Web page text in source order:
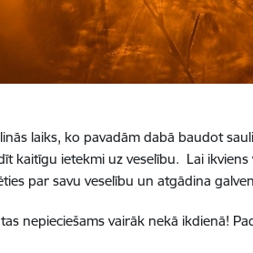
laiks, ko pavadām dabā baudot
kaitīgu ietekmi uz veselību. Lai
par savu veselību un atgādina
nepieciešams vairāk nekā ikdienā!